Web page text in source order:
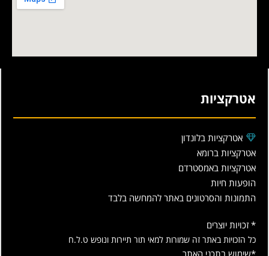
אטרקציות
אטרקציות בלונדון
אטרקציות ברומא
אטרקציות באמסטרדם
הופעות חיות
התמונות והסרטונים באתר להמחשה בלבד
* זכויות יוצרים
כל הזכויות באתר זה שמורות למאי תור תיירות ונופש ט.ל.ח
*שימוש בתכני האתר